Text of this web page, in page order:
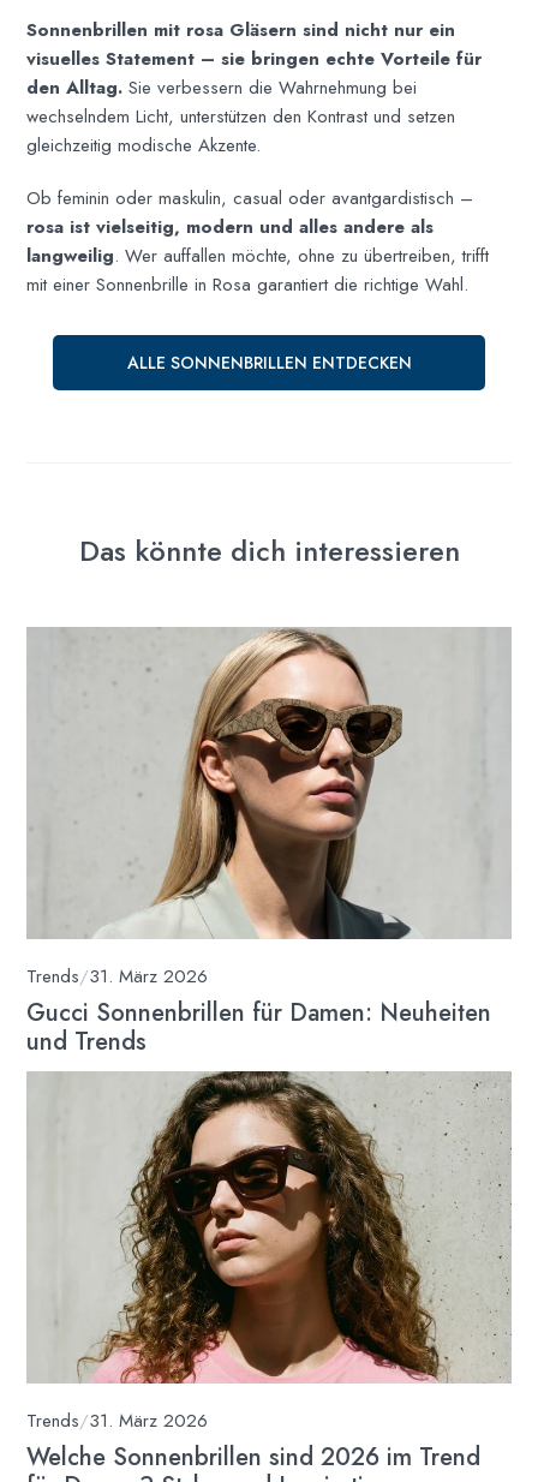
Sonnenbrillen mit rosa Gläsern sind nicht nur ein
visuelles Statement – sie bringen echte Vorteile für
den Alltag. Sie verbessern die Wahrnehmung bei
wechselndem Licht, unterstützen den Kontrast und setzen
gleichzeitig modische Akzente.
Ob feminin oder maskulin, casual oder avantgardistisch –
rosa ist vielseitig, modern und alles andere als
langweilig. Wer auffallen möchte, ohne zu übertreiben, trifft
mit einer Sonnenbrille in Rosa garantiert die richtige Wahl.
ALLE SONNENBRILLEN ENTDECKEN
Das könnte dich interessieren
Trends/31. März 2026
Gucci Sonnenbrillen für Damen: Neuheiten
und Trends
Trends/31. März 2026
Welche Sonnenbrillen sind 2026 im Trend